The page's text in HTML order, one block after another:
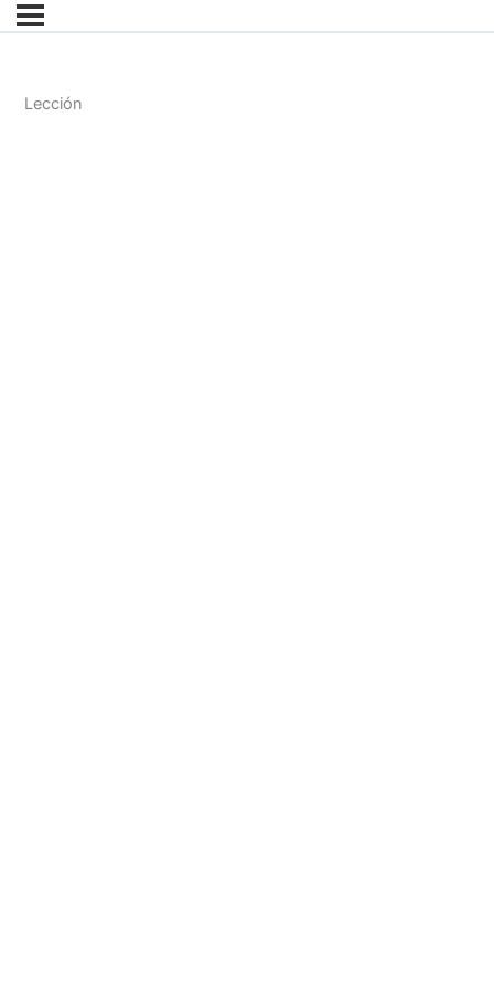
Lección